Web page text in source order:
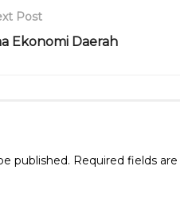
Post
Ekonomi Daerah
published. Required fields are